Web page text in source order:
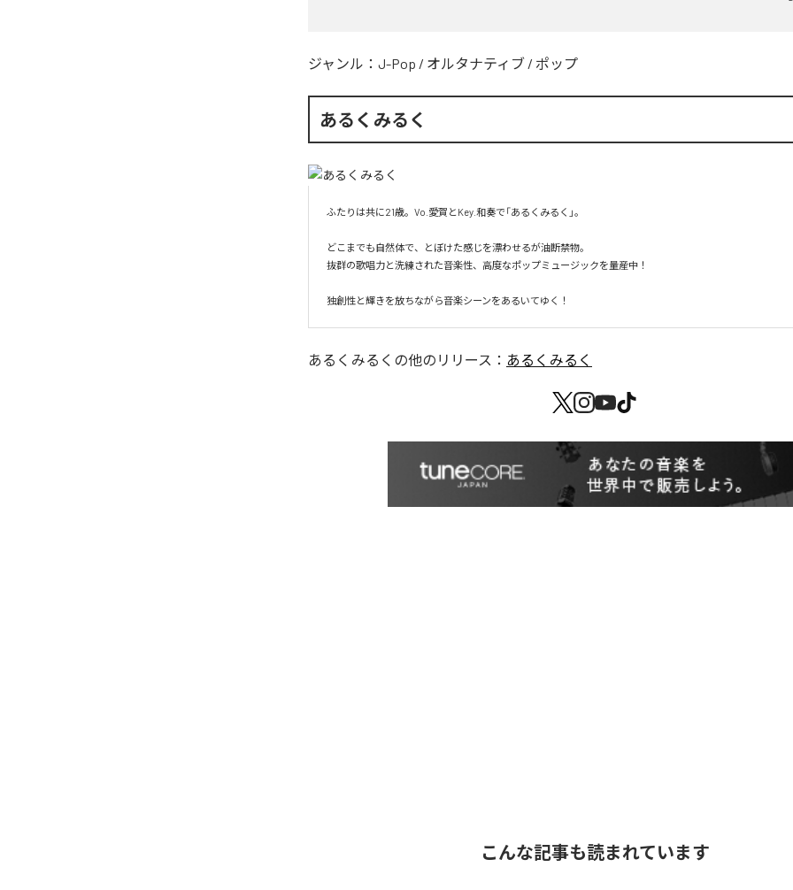
ジャンル： J-Pop / オルタナティブ / ポップ
あるくみるく
ふたりは共に21歳。Vo.愛賀とKey.和奏で「あるくみるく」。
どこまでも自然体で、とぼけた感じを漂わせるが油断禁物。
抜群の歌唱力と洗練された音楽性、高度なポップミュージックを量産中！
独創性と輝きを放ちながら音楽シーンをあるいてゆく！
あるくみるく の他のリリース： あるくみるく
こんな記事も読まれています